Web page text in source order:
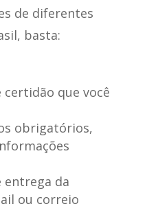
de diferentes
basta:
que você
obrigatórios,
entrega da
ou correio